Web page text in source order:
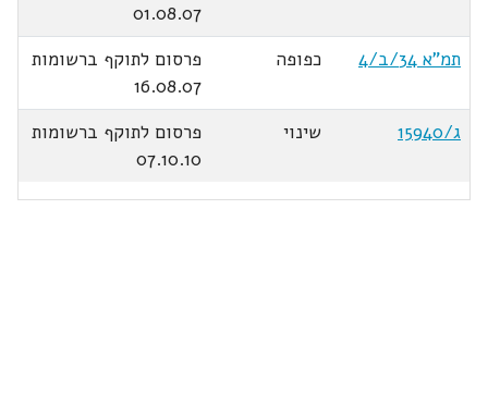
01.08.07
תמ"א 34/ב/4
כפופה
פרסום לתוקף ברשומות
16.08.07
ג/15940
שינוי
פרסום לתוקף ברשומות
07.10.10